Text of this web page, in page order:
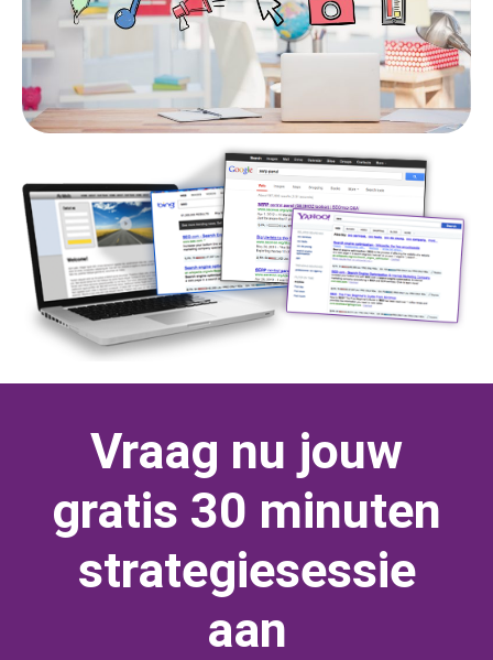
Vraag nu jouw
gratis 30 minuten
strategiesessie
aan